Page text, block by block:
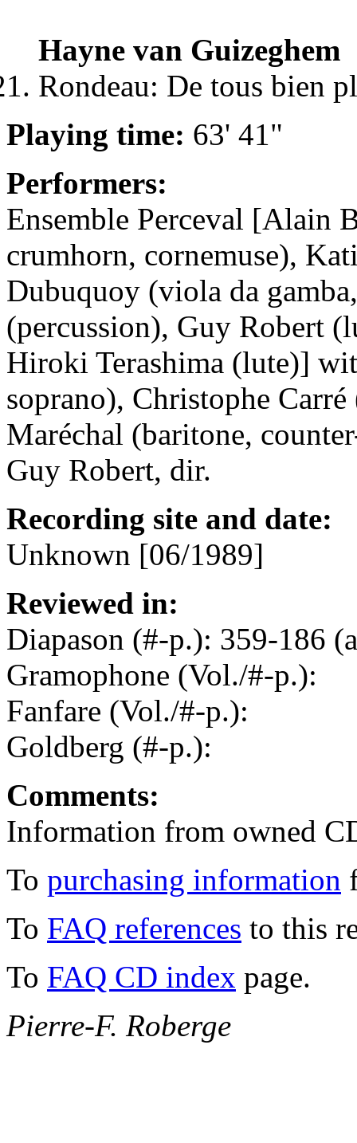
Hayne van Guizeghem
Rondeau: De tous bien
Playing time: 63' 41"
Performers:
Ensemble Perceval [Alain
crumhorn, cornemuse),
Dubuquoy (viola da
(percussion), Guy Robert
Hiroki Terashima (lute)]
soprano), Christophe
Maréchal (baritone,
Guy Robert, dir.
Recording site and date:
Unknown [06/1989]
Reviewed in:
Diapason (#-p.): 359-186
Gramophone (Vol./#-p.):
Fanfare (Vol./#-p.):
Goldberg (#-p.):
Comments:
Information from owned
To purchasing information
To FAQ references to this
To FAQ CD index page.
Pierre-F. Roberge